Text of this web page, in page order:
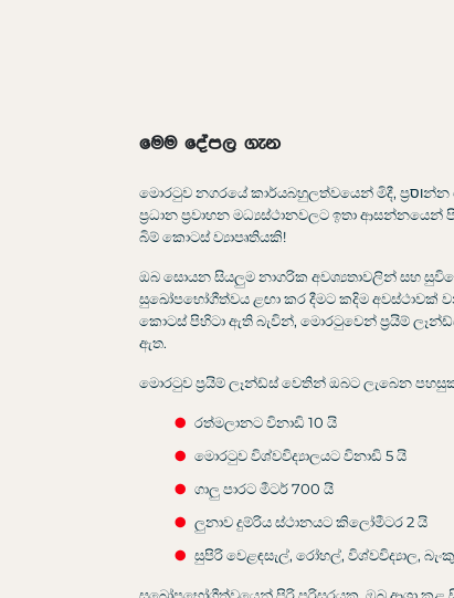
මෙම දේපල ගැන
මොරටුව නගරයේ කාර්යබහුලත්වයෙන් මිදී, ප්‍රוסන්න මෙන්ම සජීවී ජීවන රටාවකට ඔබට ආරාධනා කරන "සිලියන්" (Zillion) යනු,
ප්‍රධාන ප්‍රවාහන මධ්‍යස්ථානවලට ඉතා
බිම් කොටස් ව්‍යාපෘතියකි!
ඔබ සොයන සියලුම නාගරික අවශ්‍යතාවලින් සහ
සුඛෝපභෝගීත්වය ළඟා කර දීමට කදිම අවස්ථාවක්
කොටස් පිහිටා ඇති බැවින්, මොරටුවෙන් ප්‍රයිම්
ඇත.
මොරටුව ප්‍රයිම් ලෑන්ඩ්ස් වෙතින් ඔබට ලැබෙන
රත්මලානට විනාඩි 10 යි
මොරටුව විශ්වවිද්‍යාලයට විනාඩි 5 යි
ගාලු පාරට මීටර් 700 යි
ලුනාව දුම්රිය ස්ථානයට කිලෝමීටර 2 යි
සුපිරි වෙළඳසැල්, රෝහල්, විශ්වවිද්‍යාල,